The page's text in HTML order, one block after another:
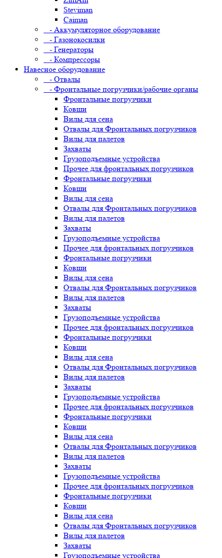
Steviman
Caiman
- Аккумуляторное оборудование
- Газонокосилки
- Генераторы
- Компрессоры
Навесное оборудование
- Отвалы
- Фронтальные погрузчики/рабочие органы
Фронтальные погрузчики
Ковши
Вилы для сена
Отвалы для Фронтальных погрузчиков
Вилы для палетов
Захваты
Грузоподъемные устройства
Прочее для фронтальных погрузчиков
Фронтальные погрузчики
Ковши
Вилы для сена
Отвалы для Фронтальных погрузчиков
Вилы для палетов
Захваты
Грузоподъемные устройства
Прочее для фронтальных погрузчиков
Фронтальные погрузчики
Ковши
Вилы для сена
Отвалы для Фронтальных погрузчиков
Вилы для палетов
Захваты
Грузоподъемные устройства
Прочее для фронтальных погрузчиков
Фронтальные погрузчики
Ковши
Вилы для сена
Отвалы для Фронтальных погрузчиков
Вилы для палетов
Захваты
Грузоподъемные устройства
Прочее для фронтальных погрузчиков
Фронтальные погрузчики
Ковши
Вилы для сена
Отвалы для Фронтальных погрузчиков
Вилы для палетов
Захваты
Грузоподъемные устройства
Прочее для фронтальных погрузчиков
Фронтальные погрузчики
Ковши
Вилы для сена
Отвалы для Фронтальных погрузчиков
Вилы для палетов
Захваты
Грузоподъемные устройства